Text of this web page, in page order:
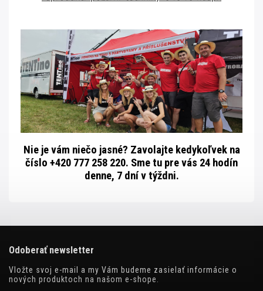
Nie je vám niečo jasné? Zavolajte kedykoľvek na
číslo +420 777 258 220. Sme tu pre vás 24 hodín
denne, 7 dní v týždni.
Odoberať newsletter
Vložte svoj e-mail a my Vám budeme zasielať informácie o
nových produktoch na našom e-shope.